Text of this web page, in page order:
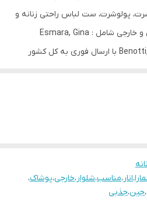
ساده
پولوشرت، ست لباس راحتی زنانه و
دخترانه از برندهای معتبر ایرانی و خارجی شامل : Esmara, Gina
Benotti, Blue Motion, Leverge, Crivit با ارسال فوری به کل کشور
،انار،مناسب،شلوار،خارجی،پوشاک،
،جین،جذبی